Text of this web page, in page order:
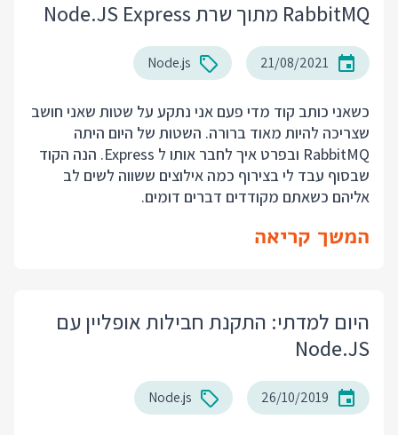
RabbitMQ מתוך שרת Node.JS Express
21/08/2021
Node.js
כשאני כותב קוד מדי פעם אני נתקע על שטות שאני חושב
שצריכה להיות מאוד ברורה. השטות של היום היתה
RabbitMQ ובפרט איך לחבר אותו ל Express. הנה הקוד
שבסוף עבד לי בצירוף כמה אילוצים ששווה לשים לב
אליהם כשאתם מקודדים דברים דומים.
המשך קריאה
היום למדתי: התקנת חבילות אופליין עם
Node.JS
26/10/2019
Node.js